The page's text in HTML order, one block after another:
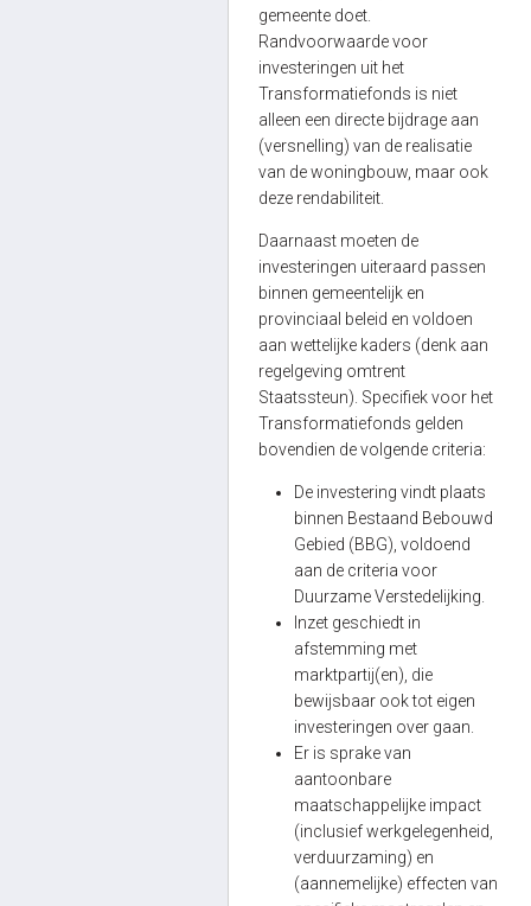
gemeente doet.
Randvoorwaarde voor
investeringen uit het
Transformatiefonds is niet
alleen een directe bijdrage aan
(versnelling) van de realisatie
van de woningbouw, maar ook
deze rendabiliteit.
Daarnaast moeten de
investeringen uiteraard passen
binnen gemeentelijk en
provinciaal beleid en voldoen
aan wettelijke kaders (denk aan
regelgeving omtrent
Staatssteun). Specifiek voor het
Transformatiefonds gelden
bovendien de volgende criteria:
De investering vindt plaats
binnen Bestaand Bebouwd
Gebied (BBG), voldoend
aan de criteria voor
Duurzame Verstedelijking.
Inzet geschiedt in
afstemming met
marktpartij(en), die
bewijsbaar ook tot eigen
investeringen over gaan.
Er is sprake van
aantoonbare
maatschappelijke impact
(inclusief werkgelegenheid,
verduurzaming) en
(aannemelijke) effecten van